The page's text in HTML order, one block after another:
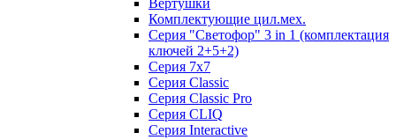
Вертушки
Комплектующие цил.мех.
Серия "Светофор" 3 in 1 (комплектация
ключей 2+5+2)
Серия 7х7
Серия Classic
Серия Classic Pro
Серия CLIQ
Серия Interactive